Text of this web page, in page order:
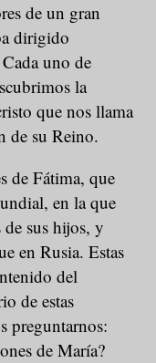
de un gran
dirigido
uno de
la
que nos llama
de su Reino.
de Fátima, que
en la que
sus hijos, y
en Rusia. Estas
del
de estas
preguntarnos:
de María?